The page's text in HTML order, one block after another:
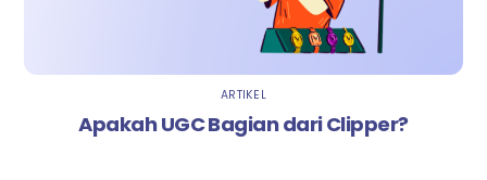
ARTIKEL
Apakah UGC Bagian dari Clipper?